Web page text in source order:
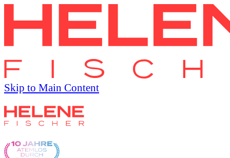
Skip to Main Content